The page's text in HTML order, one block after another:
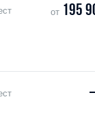
от 195